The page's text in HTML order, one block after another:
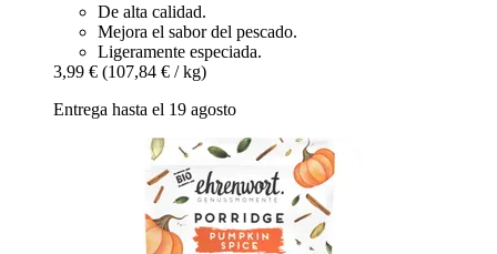
De alta calidad.
Mejora el sabor del pescado.
Ligeramente especiada.
3,99 € (107,84 € / kg)
Entrega hasta el 19 agosto